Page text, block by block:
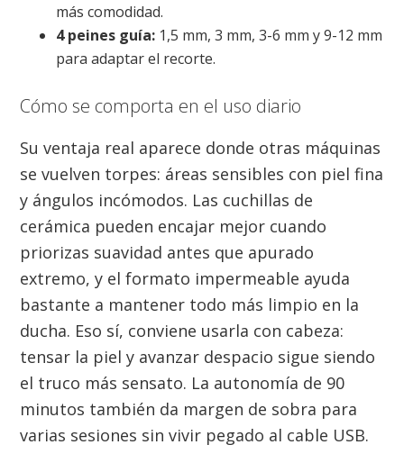
más comodidad.
4 peines guía: 1,5 mm, 3 mm, 3-6 mm y 9-12 mm
para adaptar el recorte.
Cómo se comporta en el uso diario
Su ventaja real aparece donde otras máquinas
se vuelven torpes: áreas sensibles con piel fina
y ángulos incómodos. Las cuchillas de
cerámica pueden encajar mejor cuando
priorizas suavidad antes que apurado
extremo, y el formato impermeable ayuda
bastante a mantener todo más limpio en la
ducha. Eso sí, conviene usarla con cabeza:
tensar la piel y avanzar despacio sigue siendo
el truco más sensato. La autonomía de 90
minutos también da margen de sobra para
varias sesiones sin vivir pegado al cable USB.